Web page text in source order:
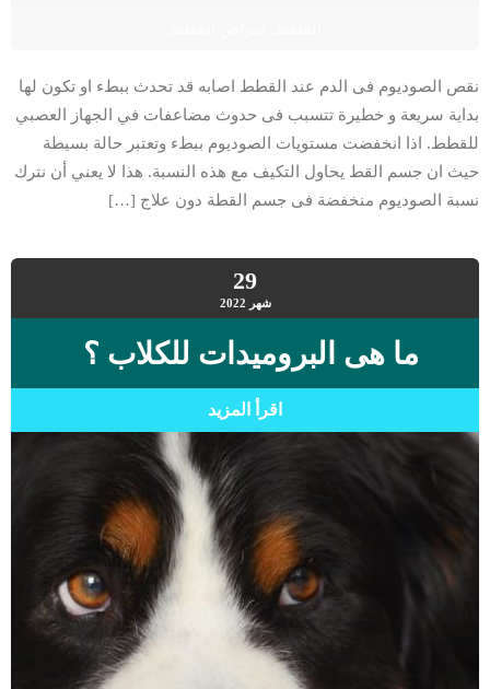
نقص الصوديوم فى الدم عند القطط اصابه قد تحدث ببطء او تكون لها
بداية سريعة و خطيرة تتسبب فى حدوث مضاعفات في الجهاز العصبي
للقطط. اذا انخفضت مستويات الصوديوم ببطء وتعتبر حالة بسيطة
حيث ان جسم القط يحاول التكيف مع هذه النسبة. هذا لا يعني أن نترك
نسبة الصوديوم منخفضة فى جسم القطة دون علاج […]
29
شهر 2022
ما هى البروميدات للكلاب ؟
اقرأ المزيد